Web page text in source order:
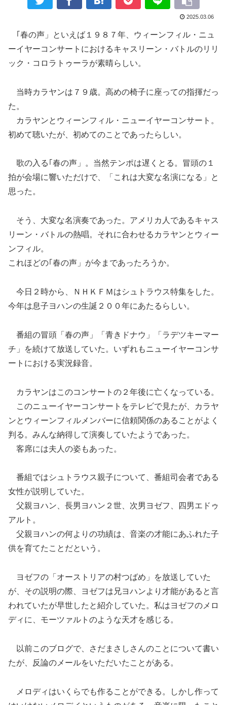
2025.03.06
｢春の声」といえば１９８７年、ウィーンフィル・ニュ
ーイヤーコンサートにおけるキャスリーン・バトルのリリ
ック・コロラトゥーラが素晴らしい。
当時カラヤンは７９歳。高めの椅子に座っての指揮だっ
た。
カラヤンとウィーンフィル・ニューイヤーコンサート。
初めて聴いたが、初めてのことであったらしい。
歌の入る｢春の声」。当然テンポは遅くとる。冒頭の１
拍が会場に響いただけで、「これは大変な名演になる」と
思った。
そう、大変な名演奏であった。アメリカ人であるキャス
リーン・バトルの熱唱。それに合わせるカラヤンとウィー
ンフィル。
これほどの｢春の声」が今まであったろうか。
今日２時から、ＮＨＫＦＭはシュトラウス特集をした。
今年は息子ヨハンの生誕２００年にあたるらしい。
番組の冒頭「春の声」「青きドナウ」「ラデツキーマー
チ」を続けて放送していた。いずれもニューイヤーコンサ
ートにおける実況録音。
カラヤンはこのコンサートの２年後に亡くなっている。
このニューイヤーコンサートをテレビで見たが、カラヤ
ンとウィーンフィルメンバーに信頼関係のあることがよく
判る。みんな納得して演奏していたようであった。
客席には夫人の姿もあった。
番組ではシュトラウス親子について、番組司会者である
女性が説明していた。
父親ヨハン、長男ヨハン２世、次男ヨゼフ、四男エドゥ
アルト。
父親ヨハンの何よりの功績は、音楽の才能にあふれた子
供を育てたことだという。
ヨゼフの「オーストリアの村つばめ」を放送していた
が、その説明の際、ヨゼフは兄ヨハンより才能があると言
われていたが早世したと紹介していた。私はヨゼフのメロ
ディに、モーツァルトのような天才を感じる。
以前このブログで、さだまさしさんのことについて書い
たが、反論のメールをいただいたことがある。
メロディはいくらでも作ることができる。しかし作って